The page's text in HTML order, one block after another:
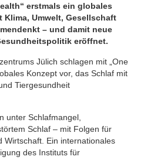
erstmals ein globales
Klima, Umwelt, Gesellschaft
– und damit neue
eröffnet.
Jülich schlagen mit „One
Konzept vor, das Schlaf mit
Tiergesundheit
unter Schlafmangel,
Schlaf – mit Folgen für
Wirtschaft. Ein internationales
des Instituts für